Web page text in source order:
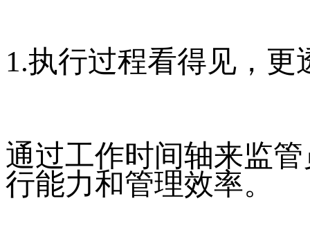
1.执行过程看得见，更
通过工作时间轴来监
行能力和管理效率。